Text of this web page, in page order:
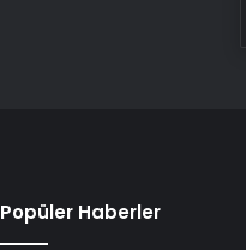
Popüler Haberler